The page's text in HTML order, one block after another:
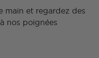
main et regardez des
nos poignées